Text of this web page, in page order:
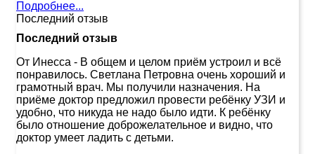
Подробнее...
Последний отзыв
Последний отзыв
От Инесса - В общем и целом приём устроил и всё
понравилось. Светлана Петровна очень хороший и
грамотный врач. Мы получили назначения. На
приёме доктор предложил провести ребёнку УЗИ и
удобно, что никуда не надо было идти. К ребёнку
было отношение доброжелательное и видно, что
доктор умеет ладить с детьми.